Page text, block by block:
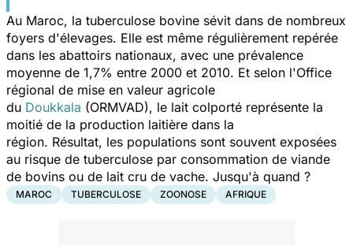
Au Maroc, la tuberculose bovine sévit dans de nombreux
foyers d'élevages. Elle est même régulièrement repérée
dans les abattoirs nationaux, avec une prévalence
moyenne de 1,7% entre 2000 et 2010. Et selon l'Office
régional de mise en valeur agricole
du Doukkala (ORMVAD), le lait colporté représente la
moitié de la production laitière dans la
région. Résultat, les populations sont souvent exposées
au risque de tuberculose par consommation de viande
de bovins ou de lait cru de vache. Jusqu'à quand ?
MAROC TUBERCULOSE ZOONOSE AFRIQUE